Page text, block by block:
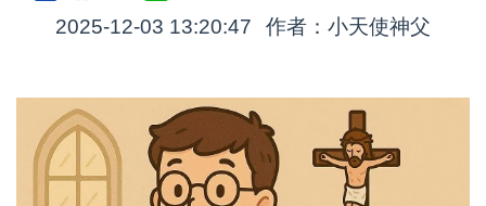
2025-12-03 13:20:47 作者：小天使神父